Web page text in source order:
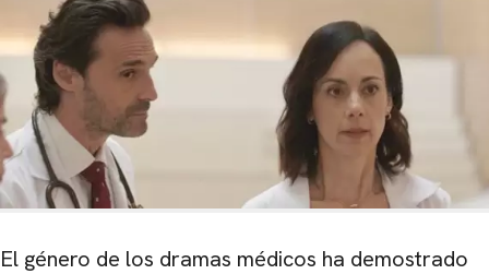
El género de los dramas médicos ha demostrado